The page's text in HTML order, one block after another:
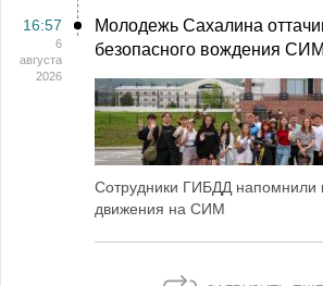
16:57
6
августа
2026
Молодежь Сахалина
безопасного вождения СИМ
Сотрудники ГИБДД напомнили
движения на СИМ